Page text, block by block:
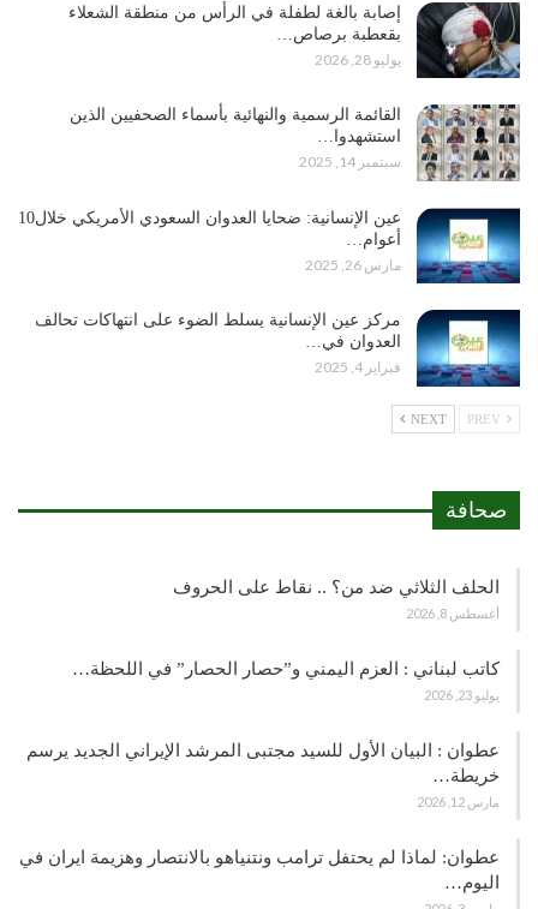
إصابة بالغة لطفلة في الرأس من منطقة الشعلاء
بقعطبة برصاص…
يوليو 28, 2026
القائمة الرسمية والنهائية بأسماء الصحفيين الذين
استشهدوا…
سبتمبر 14, 2025
عين الإنسانية: ضحايا العدوان السعودي الأمريكي خلال10
أعوام…
مارس 26, 2025
مركز عين الإنسانية يسلط الضوء على انتهاكات تحالف
العدوان في…
فبراير 4, 2025
NEXT
صحافة
الحلف الثلاثي ضد من؟ .. نقاط على الحروف
أغسطس 8, 2026
كاتب لبناني : العزم اليمني و”حصار الحصار” في اللحظة…
يوليو 23, 2026
عطوان : البيان الأول للسيد مجتبى المرشد الإيراني الجديد يرسم
خريطة…
مارس 12, 2026
عطوان: لماذا لم يحتفل ترامب ونتنياهو بالانتصار وهزيمة ايران في
اليوم…